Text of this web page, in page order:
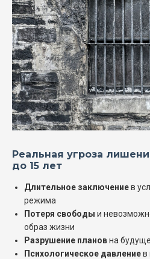
Реальная угроза
до 15 лет
Длительное заключениев
режима
Потеря свободы и
образ жизни
Разрушение плановна
Психологическое давлениев